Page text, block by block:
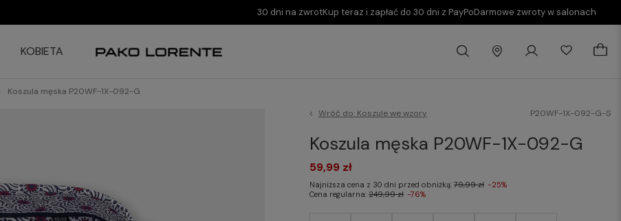
30 dni na zwrotKup teraz i zapłać do 30 dni z PayPoDarmowe zwroty w salonach
KOBIETA
Koszula męska P20WF-1X-092-G
Wróć do: Koszule we wzory P20WF-1X-092-G-S
Koszula męska P20WF-1X-092-G
59,99 zł
Najniższa cena z 30 dni przed obniżką:79,99 zł -25%
Cena regularna:249,99 zł -76%